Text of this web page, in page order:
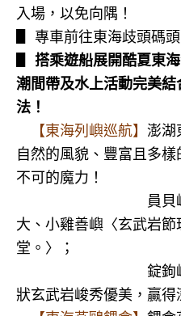
入場，以免向隅！
▋ 專車前往東海歧頭碼
搭乘遊船展開酷夏東
潮間帶及水上活動完美
法！
【東海列嶼巡航】 澎湖
自然的風貌、豐富且多
不可的魔力！
員貝嶼後山〈
大、小雞善嶼〈玄武岩
堂。〉；
錠鉤嶼〈海上
狀玄武岩峻秀優美，贏得